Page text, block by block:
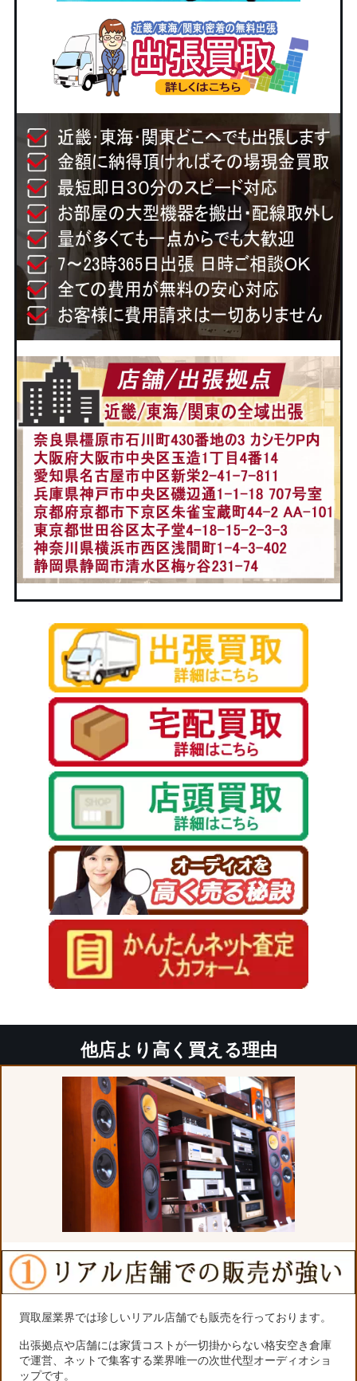
他店より高く買える理由
買取屋業界では珍しいリアル店舗でも販売を行っております。
出張拠点や店舗には家賃コストが一切掛からない格安空き倉庫
で運営、ネットで集客する業界唯一の次世代型オーディオショ
ップです。